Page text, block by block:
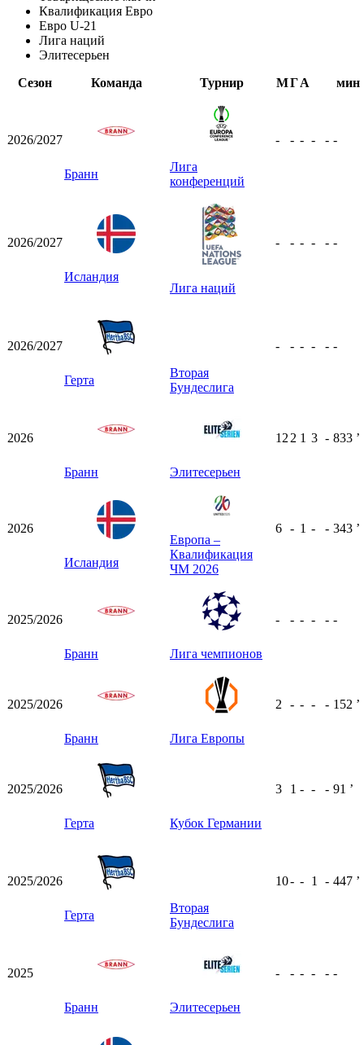
Квалификация Евро
Евро U-21
Лига наций
Элитесерьен
Сезон
Команда Турнир МГА мин
2026/2027
Бранн
Лига
конференций
- - - - - -
2026/2027
Исландия
Лига наций
- - - - - -
2026/2027
Герта
Вторая
Бундеслига
- - - - - -
2026
Бранн Элитесерьен
12 2 1 3 - 833 ʼ
2026
Исландия
Европа –
Квалификация
ЧМ 2026
6 - 1 - - 343 ʼ
2025/2026
Бранн Лига чемпионов
- - - - - -
2025/2026
Бранн Лига Европы
2 - - - - 152 ʼ
2025/2026
Герта Кубок Германии
3 1 - - - 91 ʼ
2025/2026
Герта
Вторая
Бундеслига
10- - 1 - 447 ʼ
2025
Бранн Элитесерьен
- - - - - -